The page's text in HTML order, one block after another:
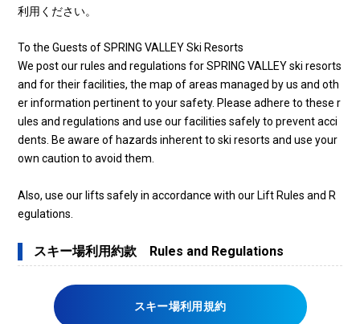
利用ください。
To the Guests of SPRING VALLEY Ski Resorts
We post our rules and regulations for SPRING VALLEY ski resorts
and for their facilities, the map of areas managed by us and oth
er information pertinent to your safety. Please adhere to these r
ules and regulations and use our facilities safely to prevent acci
dents. Be aware of hazards inherent to ski resorts and use your
own caution to avoid them.
Also, use our lifts safely in accordance with our Lift Rules and R
egulations.
スキー場利用約款 Rules and Regulations
スキー場利用規約